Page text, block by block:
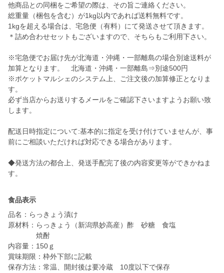
他商品との同梱をご希望の際は、その旨ご連絡ください。
総重量（梱包を含む）が1kg以内であれば送料無料です。
1kgを超える場合は、宅急便（有料）にて発送させて頂きます。
＊詰め合わせセットもございますので、そちらもご利用下さい。
※宅急便でお届け先が北海道・沖縄・一部離島の場合別途送料が
加算となります。 北海道・沖縄・一部離島⇒別途500円
※ポケットマルシェのシステム上、ご注文後の加算修正となりま
す。
必ず当店からお送りするメールをご確認下さいますようお願い致
します。
配送日時指定について:基本的に指定を受け付けていませんが、事
前にご相談いただければ対応できる場合があります。
◆発送方法の都合上、発送手配完了後の内容変更等ができかねま
す。
食品表示
品名：らっきょう漬け
原材料：らっきょう（新潟県妙高産）酢 砂糖 食塩
焼酎
内容量：150ｇ
賞味期限：枠外下部に記載
保存方法：常温、開封後は要冷蔵 10度以下で保存